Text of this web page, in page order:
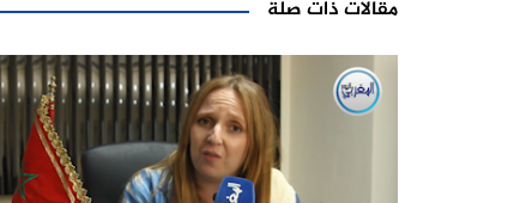
مقالات ذات صلة